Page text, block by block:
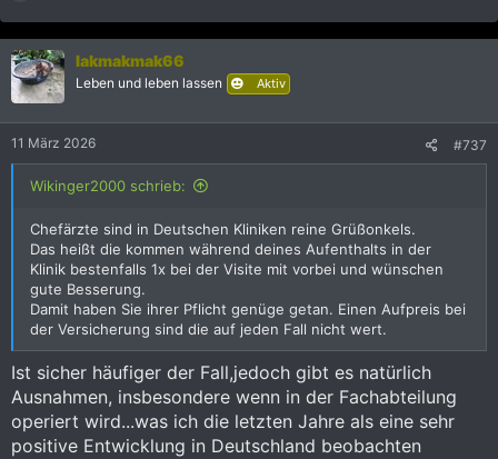
a
k
t
i
o
n
:
lakmakmak66
Leben und leben lassen Aktiv
11 März 2026 #737
Wikinger2000 schrieb:
Chefärzte sind in Deutschen Kliniken reine Grüßonkels.
Das heißt die kommen während deines Aufenthalts in der
Klinik bestenfalls 1x bei der Visite mit vorbei und wünschen
gute Besserung.
Damit haben Sie ihrer Pflicht genüge getan. Einen Aufpreis bei
der Versicherung sind die auf jeden Fall nicht wert.
Ist sicher häufiger der Fall,jedoch gibt es natürlich
Ausnahmen, insbesondere wenn in der Fachabteilung
operiert wird...was ich die letzten Jahre als eine sehr
positive Entwicklung in Deutschland beobachten